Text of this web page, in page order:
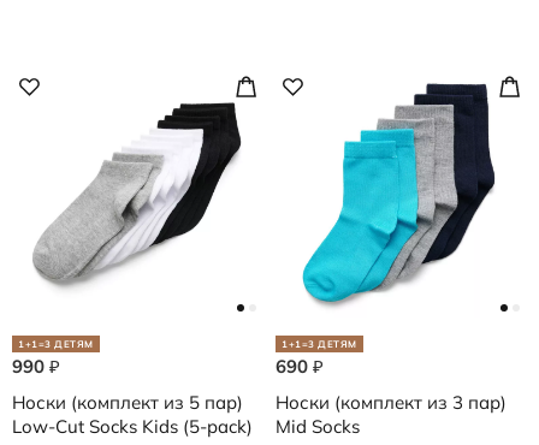
1+1=3 ДЕТЯМ
990 ₽
Носки (комплект из 5 пар)
Low-Cut Socks Kids (5-pack)
1+1=3 ДЕТЯМ
690 ₽
Носки (комплект из 3 пар)
Mid Socks